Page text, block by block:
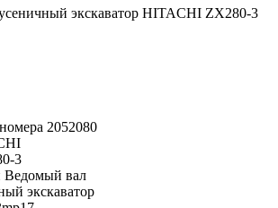
экскаватор HITACHI ZX280-3
2052080
3
Ведомый вал
экскаватор